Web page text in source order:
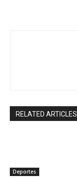
RELATED ARTICLES
Deportes